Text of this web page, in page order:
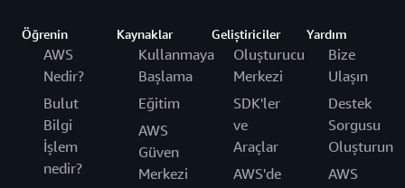
Öğrenin
AWS
Nedir?
Bulut
Bilgi
İşlem
nedir?
Kaynaklar
Kullanmaya
Başlama
Eğitim
AWS
Güven
Merkezi
Geliştiriciler
Oluşturucu
Merkezi
SDK'ler
ve
Araçlar
AWS'de
Yardım
Bize
Ulaşın
Destek
Sorgusu
Oluşturun
AWS